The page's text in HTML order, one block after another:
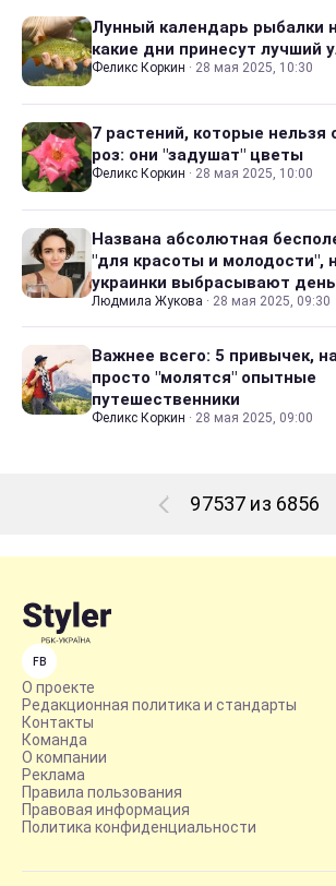
Лунный календарь рыбалки
какие дни принесут лучший
Феликс Коркин · 28 мая 2025, 10:30
7 растений, которые нельзя
роз: они "задушат" цветы
Феликс Коркин · 28 мая 2025, 10:00
Названа абсолютная
"для красоты и молодости",
украинки выбрасывают
Людмила Жукова · 28 мая 2025, 09:30
Важнее всего: 5 привычек,
просто "молятся" опытные
путешественники
Феликс Коркин · 28 мая 2025, 09:00
97537 из 6856
FB
О проекте
Редакционная политика и стандарты
Контакты
Команда
О компании
Реклама
Правила пользования
Правовая информация
Политика конфиденциальности